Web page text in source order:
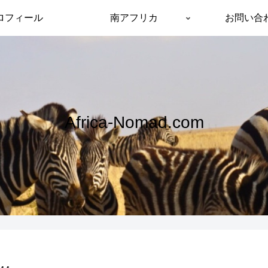
Africa-Nomad.com
フィール 南アフリカ お問い合